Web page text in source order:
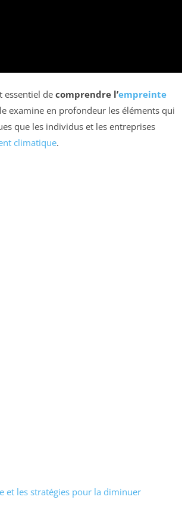
essentiel de comprendre l’empreinte
examine en profondeur les éléments qui
que les individus et les entreprises
climatique.
et les stratégies pour la diminuer